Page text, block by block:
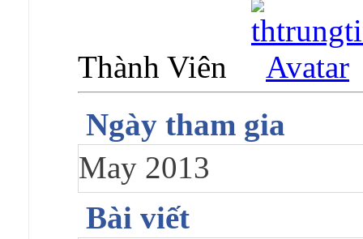
Thành Viên
Ngày tham gia
May 2013
Bài viết